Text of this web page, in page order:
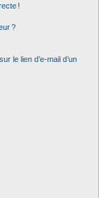
!
?
le lien d’e-mail d’un